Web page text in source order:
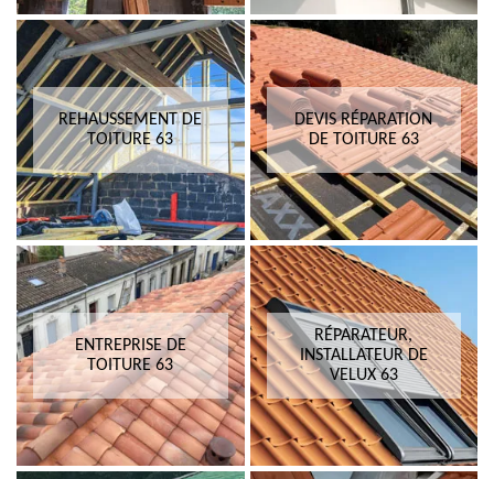
REHAUSSEMENT DE
TOITURE 63
DEVIS RÉPARATION
DE TOITURE 63
ENTREPRISE DE
TOITURE 63
RÉPARATEUR,
INSTALLATEUR DE
VELUX 63